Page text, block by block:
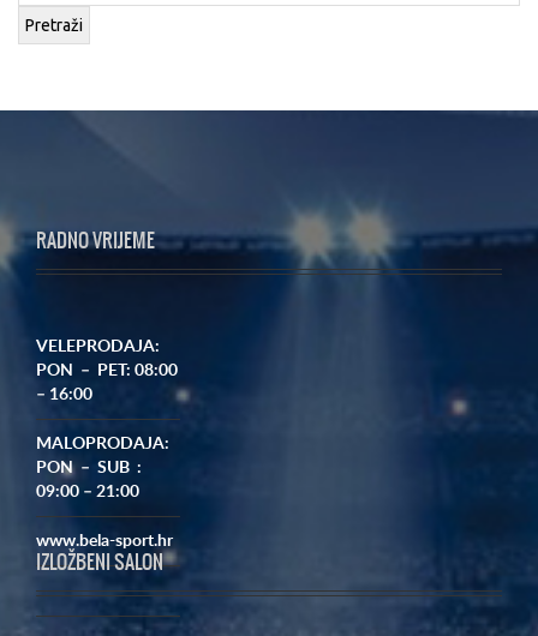
Pretraži
RADNO VRIJEME
VELEPRODAJA:
PON – PET: 08:00
– 16:00
MALOPRODAJA:
PON – SUB :
09:00 – 21:00
www.bela-sport.hr
IZLOŽBENI SALON